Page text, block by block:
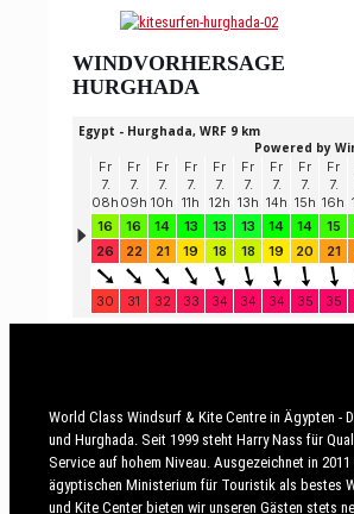
WINDVORHERSAGE
HURGHADA
World Class Windsurf & Kite Centre in Ägypten -
und Hurghada. Seit 1999 steht Harry Nass für
Service auf hohem Niveau. Ausgezeichnet in 2011
ägyptischen Ministerium für Touristik als bestes
und Kite Center bieten wir unseren Gästen stets